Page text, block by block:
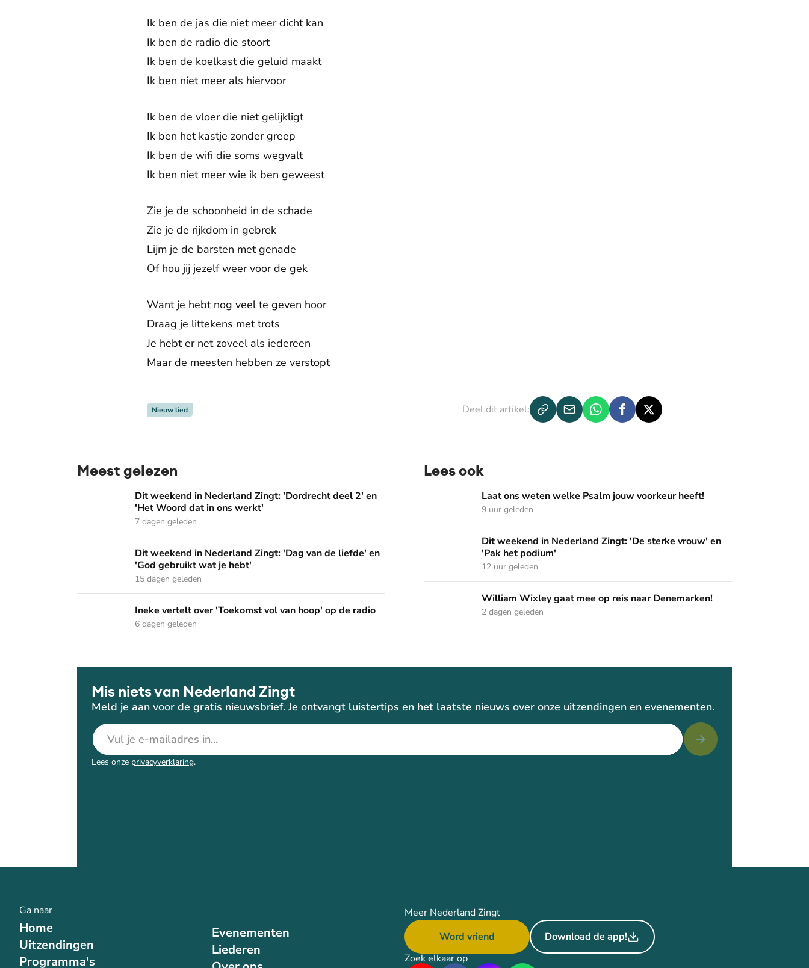
Ik ben de jas die niet meer dicht kan
Ik ben de radio die stoort
Ik ben de koelkast die geluid maakt
Ik ben niet meer als hiervoor
Ik ben de vloer die niet gelijkligt
Ik ben het kastje zonder greep
Ik ben de wifi die soms wegvalt
Ik ben niet meer wie ik ben geweest
Zie je de schoonheid in de schade
Zie je de rijkdom in gebrek
Lijm je de barsten met genade
Of hou jij jezelf weer voor de gek
Want je hebt nog veel te geven hoor
Draag je littekens met trots
Je hebt er net zoveel als iedereen
Maar de meesten hebben ze verstopt
Nieuw lied Deel dit artikel:
Meest gelezen
Dit weekend in Nederland Zingt: 'Dordrecht deel 2' en 'Het Woord dat in ons werkt'
Dit weekend in Nederland Zingt: 'Dordrecht deel 2' en
'Het Woord dat in ons werkt'
7 dagen geleden
Dit weekend in Nederland Zingt: 'Dag van de liefde' en 'God gebruikt wat je hebt'
Dit weekend in Nederland Zingt: 'Dag van de liefde' en
'God gebruikt wat je hebt'
15 dagen geleden
Ineke vertelt over 'Toekomst vol van hoop' op de radio
Ineke vertelt over 'Toekomst vol van hoop' op de radio
6 dagen geleden
Lees ook
Laat ons weten welke Psalm jouw voorkeur heeft!
Laat ons weten welke Psalm jouw voorkeur heeft!
9 uur geleden
Dit weekend in Nederland Zingt: 'De sterke vrouw' en 'Pak het podium'
Dit weekend in Nederland Zingt: 'De sterke vrouw' en
'Pak het podium'
12 uur geleden
William Wixley gaat mee op reis naar Denemarken!
William Wixley gaat mee op reis naar Denemarken!
2 dagen geleden
Mis niets van Nederland Zingt
Meld je aan voor de gratis nieuwsbrief. Je ontvangt luistertips en het laatste nieuws over onze uitzendingen en evenementen.
E-mailadres
Lees onze privacyverklaring.
Ga naar
Home
Uitzendingen
Programma's
Evenementen
Liederen
Meer Nederland Zingt
Word vriend
Download de app!
Zoek elkaar op